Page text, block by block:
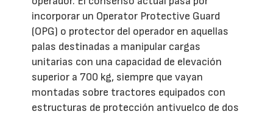
incorporar un Operator Protective Guard
(OPG) o protector del operador en aquellas
palas destinadas a manipular cargas
unitarias con una capacidad de elevación
superior a 700 kg, siempre que vayan
montadas sobre tractores equipados con
estructuras de protección antivuelco de dos